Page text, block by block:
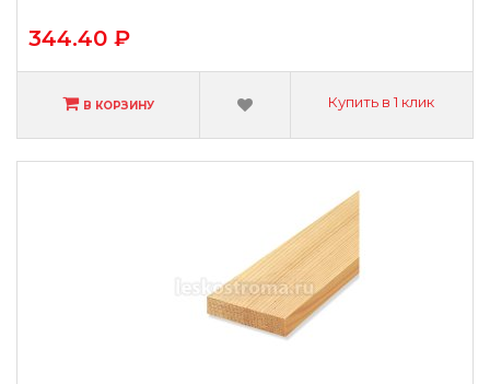
344.40 ₽
В КОРЗИНУ Купить в 1 клик